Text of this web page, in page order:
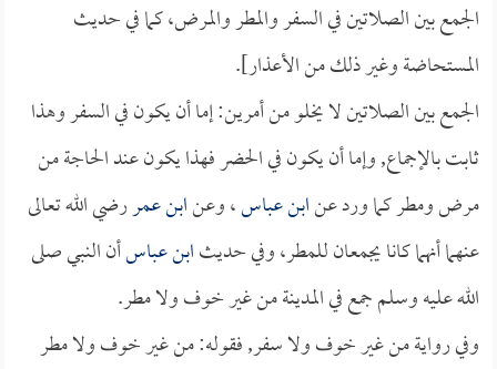
الجمع بين الصلاتين في السفر والمطر والمرض، كما في حديث
المستحاضة وغير ذلك من الأعذار].
الجمع بين الصلاتين لا يخلو من أمرين: إما أن يكون في السفر وهذا
ثابت بالإجماع, وإما أن يكون في الحضر فهذا يكون عند الحاجة من
مرض ومطر كما ورد عنابن عباس، وعنابن عمررضي الله تعالى
عنهما أنهما كانا يجمعان للمطر، وفي حديثابن عباسأن النبي صلى
الله عليه وسلم جمع في المدينة من غير خوف ولا مطر.
وفي رواية من غير خوف ولا سفر, فقوله: من غير خوف ولا مطر